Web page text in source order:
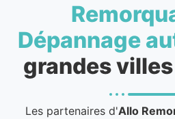
Dépannage
grandes
Les partenaires d'Allo